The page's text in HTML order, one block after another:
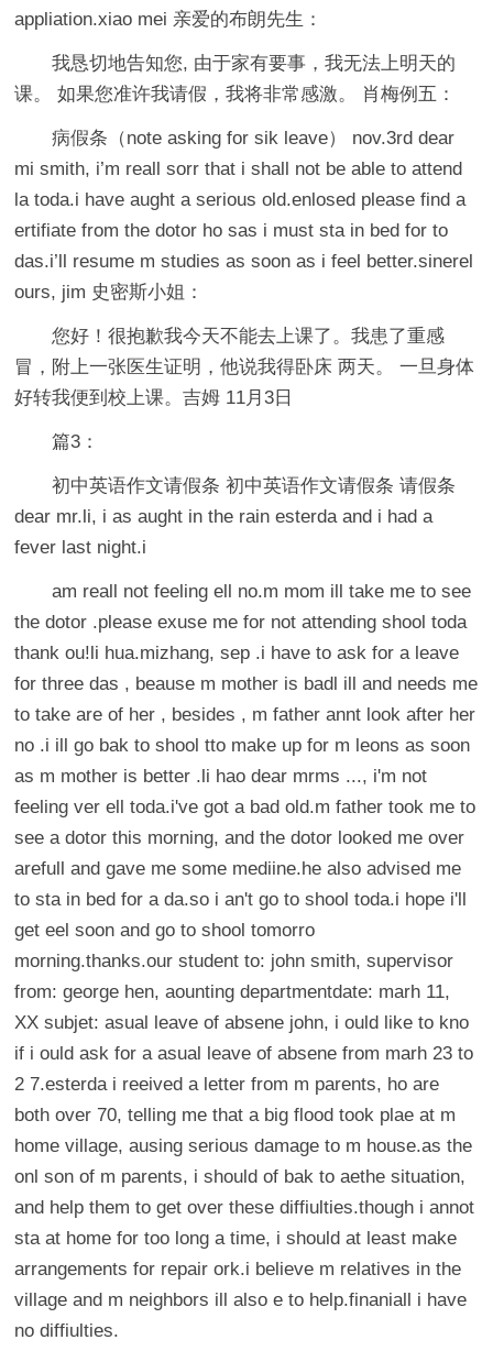
appliation.xiao mei 亲爱的布朗先生：
我恳切地告知您, 由于家有要事，我无法上明天的
课。 如果您准许我请假，我将非常感激。 肖梅例五：
病假条（note asking for sik leave） nov.3rd dear
mi smith, i’m reall sorr that i shall not be able to attend
la toda.i have aught a serious old.enlosed please find a
ertifiate from the dotor ho sas i must sta in bed for to
das.i’ll resume m studies as soon as i feel better.sinerel
ours, jim 史密斯小姐：
您好！很抱歉我今天不能去上课了。我患了重感
冒，附上一张医生证明，他说我得卧床 两天。 一旦身体
好转我便到校上课。吉姆 11月3日
篇3：
初中英语作文请假条 初中英语作文请假条 请假条
dear mr.li, i as aught in the rain esterda and i had a
fever last night.i
am reall not feeling ell no.m mom ill take me to see
the dotor .please exuse me for not attending shool toda
thank ou!li hua.mizhang, sep .i have to ask for a leave
for three das , beause m mother is badl ill and needs me
to take are of her , besides , m father annt look after her
no .i ill go bak to shool tto make up for m leons as soon
as m mother is better .li hao dear mrms ..., i'm not
feeling ver ell toda.i've got a bad old.m father took me to
see a dotor this morning, and the dotor looked me over
arefull and gave me some mediine.he also advised me
to sta in bed for a da.so i an't go to shool toda.i hope i'll
get eel soon and go to shool tomorro
morning.thanks.our student to: john smith, supervisor
from: george hen, aounting departmentdate: marh 11,
XX subjet: asual leave of absene john, i ould like to kno
if i ould ask for a asual leave of absene from marh 23 to
2 7.esterda i reeived a letter from m parents, ho are
both over 70, telling me that a big flood took plae at m
home village, ausing serious damage to m house.as the
onl son of m parents, i should of bak to aethe situation,
and help them to get over these diffiulties.though i annot
sta at home for too long a time, i should at least make
arrangements for repair ork.i believe m relatives in the
village and m neighbors ill also e to help.finaniall i have
no diffiulties.